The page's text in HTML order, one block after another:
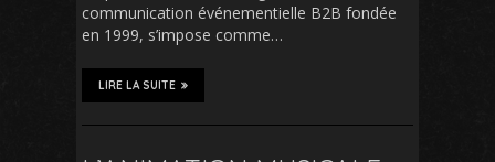
communication événementielle B2B fondée
en 1999, s’impose comme…
LIRE LA SUITE